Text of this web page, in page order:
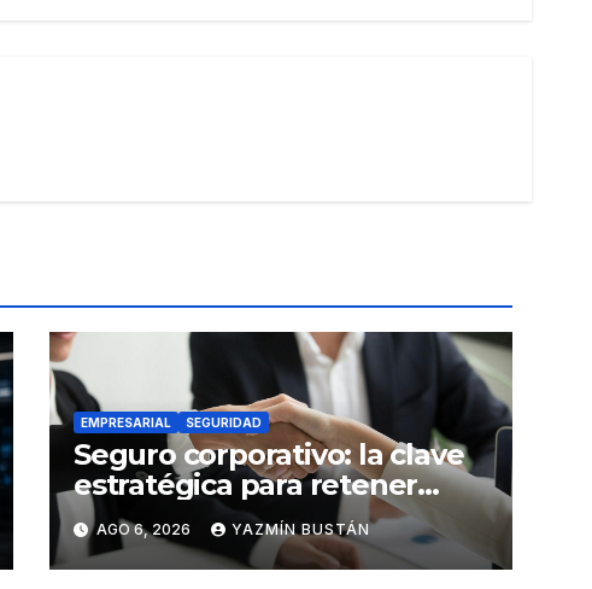
EMPRESARIAL SEGURIDAD
Seguro corporativo: la clave
estratégica para retener
talento en Ecuador
AGO 6, 2026 YAZMÍN BUSTÁN